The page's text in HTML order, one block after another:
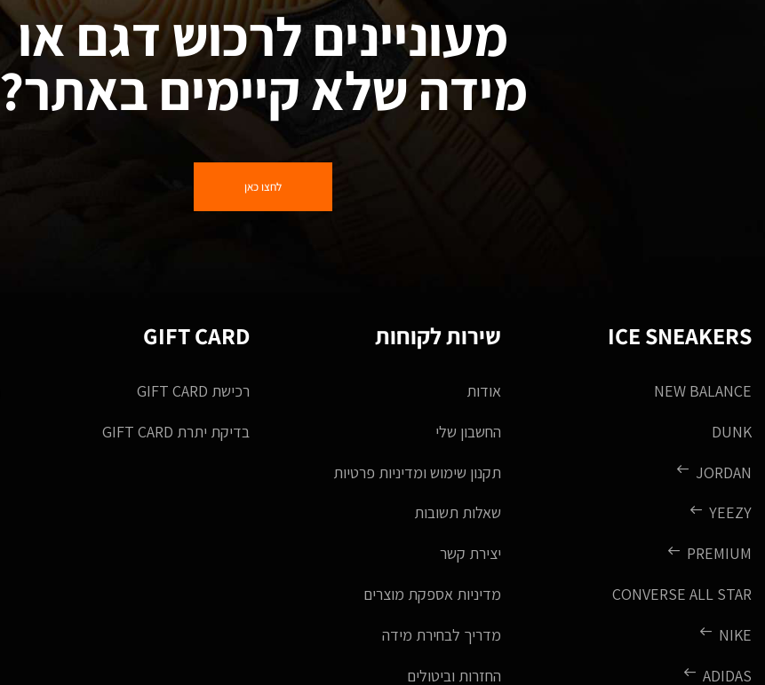
מעוניינים לרכוש דגם או
מידה שלא קיימים באתר?
לחצו כאן
ICE SNEAKERS
NEW BALANCE
DUNK
JORDAN
YEEZY
PREMIUM
CONVERSE ALL STAR
NIKE
ADIDAS
שירות לקוחות
אודות
החשבון שלי
תקנון שימוש ומדיניות פרטיות
שאלות תשובות
יצירת קשר
מדיניות אספקת מוצרים
מדריך לבחירת מידה
החזרות וביטולים
GIFT CARD
רכישת GIFT CARD
בדיקת יתרת GIFT CARD